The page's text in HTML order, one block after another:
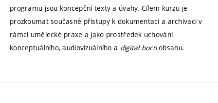
programu jsou koncepční texty a úvahy. Cílem kurzu je
prozkoumat současné přístupy k dokumentaci a archivaci v
rámci umělecké praxe a jako prostředek uchování
konceptuálního, audiovizuálního a digital bornobsahu.